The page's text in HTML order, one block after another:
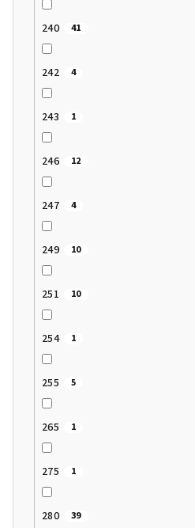
240 41
242 4
243 1
246 12
247 4
249 10
251 10
254 1
255 5
265 1
275 1
280 39